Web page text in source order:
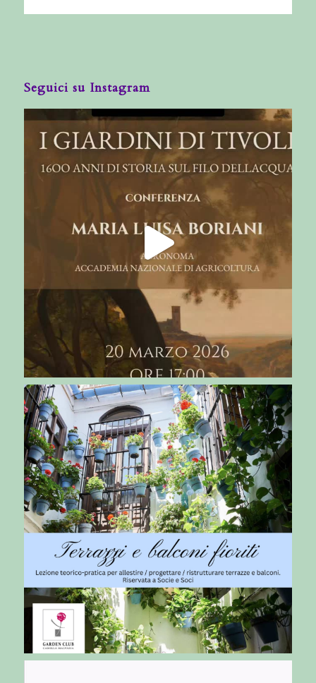
Seguici su Instagram